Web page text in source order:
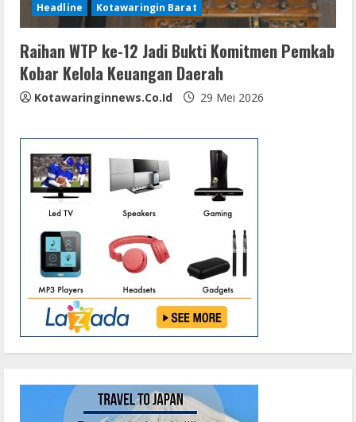
Headline Kotawaringin Barat
Raihan WTP ke-12 Jadi Bukti Komitmen Pemkab
Kobar Kelola Keuangan Daerah
Kotawaringinnews.co.id 29 Mei 2026